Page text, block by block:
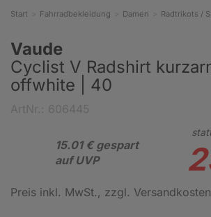
Start Fahrradbekleidung Damen Radtrikots /
Vaude
Cyclist V Radshirt
offwhite | 40
15.01 € gespart
auf UVP
Preis inkl. MwSt., zzgl. Versandkosten